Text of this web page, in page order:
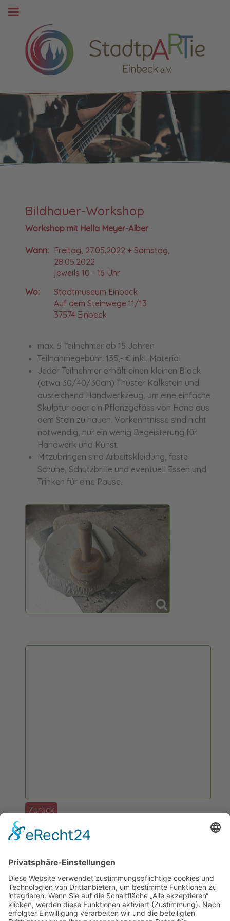
Bildhauer-Workshop
Workshop mit Hella Meyer-Alber
Wann: Freitag, 27.05.2022 + Samstag,
28.05.2022
jeweils 10 - 16 Uhr
Wo:
Stadtmuseum Einbeck
Auf dem Steinwege 11/13
37574 Einbeck
max. 5 Teilnehmer ab 15 Jahren
Teilnahmegebühr: 135,- € inkl. Material
Jeder Teilnehmer erhält einen kleinen Block
(etwa 30/40/30cm) Thüster Kalkstein und
ausreichend Handwerkzeug, um eine einfache
Skulptur oder ein Pflanzgefäss von Hand aus
dem Stein zu hauen. Vorkenntnisse sind nicht
notwendig, nur ein wenig Begeisterung für
Handwerk und Kunst.
Mitzubringen sind Arbeitskleidung, feste
Schuhe, Schutzbrille und eventuell Essen und
Trinken für eine Pause.
Zurück
Förderer: